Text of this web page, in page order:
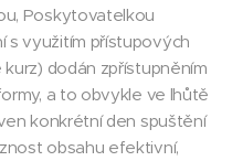
Poskytovatelkou
s využitím přístupových
dodán zpřístupněním
a to obvykle ve lhůtě
konkrétní den spuštění
obsahu efektivní,